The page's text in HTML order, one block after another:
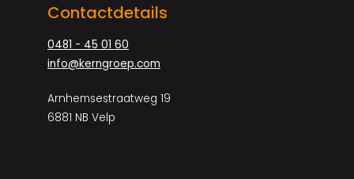
Contactdetails
0481 - 45 01 60
info@kerngroep.com
Arnhemsestraatweg 19
6881 NB Velp